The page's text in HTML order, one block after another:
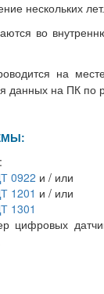
Излучатели
нескольких лет.
во
на
данных на ПК по
0922 и / или
1201 и / или
1301
цифровых